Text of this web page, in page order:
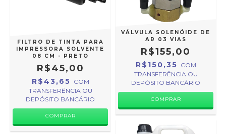
FILTRO DE TINTA PARA
IMPRESSORA SOLVENTE
08 CM - PRETO
R$45,00
R$43,65 COM
TRANSFERÊNCIA OU
DEPÓSITO BANCÁRIO
VÁLVULA SOLENÓIDE DE
AR 03 VIAS
R$155,00
R$150,35 COM
TRANSFERÊNCIA OU
DEPÓSITO BANCÁRIO